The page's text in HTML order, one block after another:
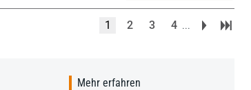
1 2 3 4 ...
Mehr erfahren